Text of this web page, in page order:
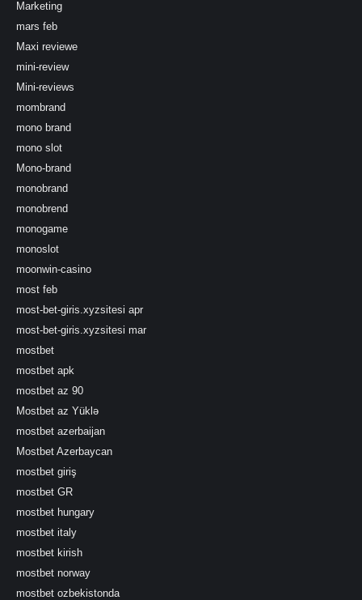
Marketing
mars feb
Maxi reviewe
mini-review
Mini-reviews
mombrand
mono brand
mono slot
Mono-brand
monobrand
monobrend
monogame
monoslot
moonwin-casino
most feb
most-bet-giris.xyzsitesi apr
most-bet-giris.xyzsitesi mar
mostbet
mostbet apk
mostbet az 90
Mostbet az Yüklə
mostbet azerbaijan
Mostbet Azerbaycan
mostbet giriş
mostbet GR
mostbet hungary
mostbet italy
mostbet kirish
mostbet norway
mostbet ozbekistonda